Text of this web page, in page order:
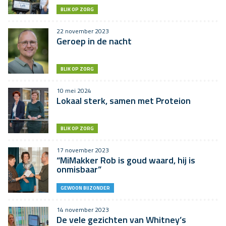
BLIK OP ZORG
22 november 2023
Geroep in de nacht
BLIK OP ZORG
10 mei 2024
Lokaal sterk, samen met Proteion
BLIK OP ZORG
17 november 2023
“MiMakker Rob is goud waard, hij is
onmisbaar”
GEWOON BIJZONDER
14 november 2023
De vele gezichten van Whitney’s